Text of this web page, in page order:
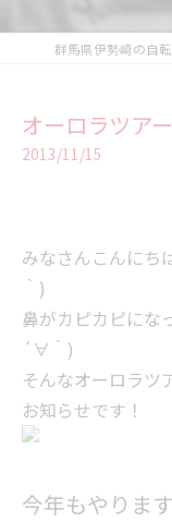
オーロラツア
2013/11/15
みなさんこんにち
｀)
鼻がカピカピにな
´∀｀)
そんなオーロラツ
お知らせです！
今年もやります